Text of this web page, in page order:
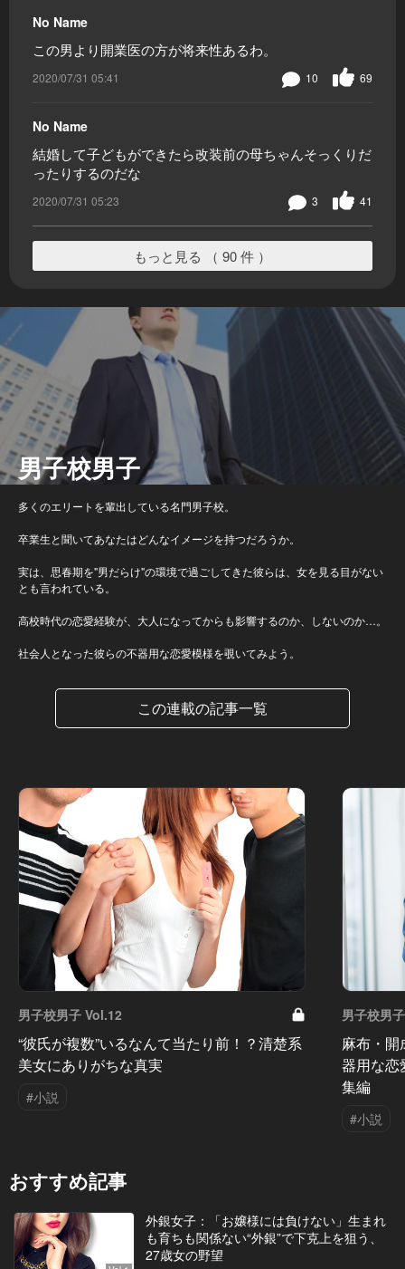
No Name
この男より開業医の方が将来性あるわ。
2020/07/31 05:41 69
10
No Name
結婚して子どもができたら改装前の母ちゃんそっくりだ
ったりするのだな
2020/07/31 05:23 41
3
もっと見る （ 90 件 ）
男子校男子
多くのエリートを輩出している名門男子校。
卒業生と聞いてあなたはどんなイメージを持つだろうか。
実は、思春期を"男だらけ"の環境で過ごしてきた彼らは、女を見る目がない
とも言われている。
高校時代の恋愛経験が、大人になってからも影響するのか、しないのか…。
社会人となった彼らの不器用な恋愛模様を覗いてみよう。
この連載の記事一覧
男子校男子 Vol.12
“彼氏が複数”いるなんて当たり前！？清楚系
美女にありがちな真実
#小説
男子校男
麻布・
器用な恋
集編
#小説
おすすめ記事
外銀女子：「お嬢様には負けない」生まれ
も育ちも関係ない“外銀”で下克上を狙う、
27歳女の野望